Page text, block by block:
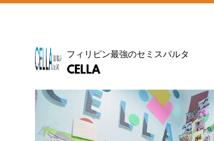
フィリピン最強のセミスパルタ
CELLA